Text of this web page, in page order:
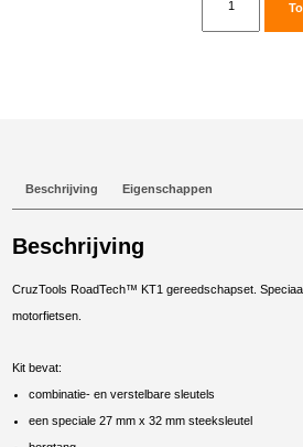
Beschrijving Eigenschappen
Beschrijving
CruzTools RoadTech™ KT1 gereedschapset.
motorfietsen.
Kit bevat:
combinatie- en verstelbare sleutels
een speciale 27 mm x 32 mm steeksleutel